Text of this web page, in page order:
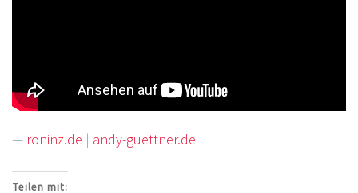
— roninz.de | andy-guettner.de
Teilen mit: